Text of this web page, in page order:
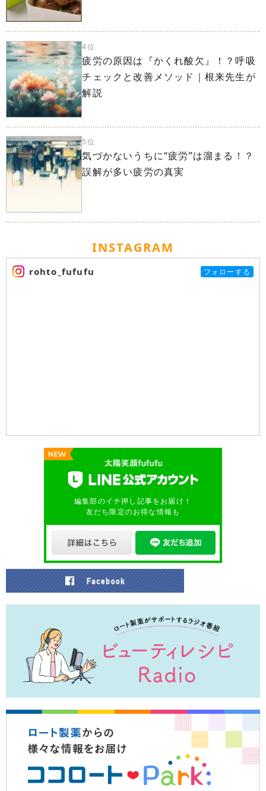
4位
疲労の原因は『かくれ酸欠』！？呼吸
チェックと改善メソッド｜根来先生が
解説
5位
気づかないうちに“疲労”は溜まる！？
誤解が多い疲労の真実
INSTAGRAM
rohto_fufufu フォローする
編集部のイチ押し記事をお届け！
友だち限定のお得な情報も